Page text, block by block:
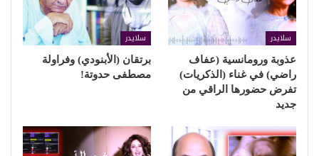
سلايدر
عذوبة ورومانسية (عفاف
راضي) في غناء (الذكريات)
تفرض حضورها الراقي من
جديد
سلايدر
برتقان (الأبنودي) وفراولة
مصطفى حدوتة!